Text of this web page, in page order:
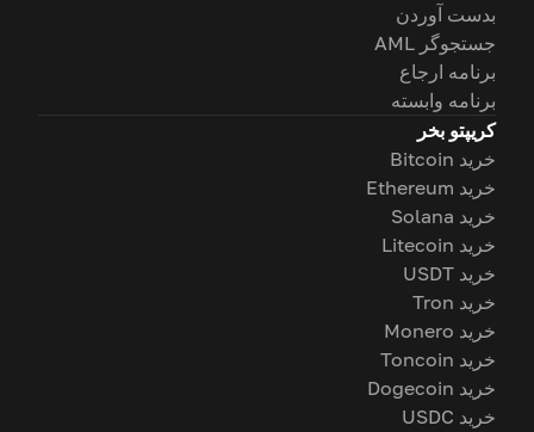
بدست آوردن
جستجوگر AML
برنامه ارجاع
برنامه وابسته
کریپتو بخر
خرید Bitcoin
خرید Ethereum
خرید Solana
خرید Litecoin
خرید USDT
خرید Tron
خرید Monero
خرید Toncoin
خرید Dogecoin
خرید USDC